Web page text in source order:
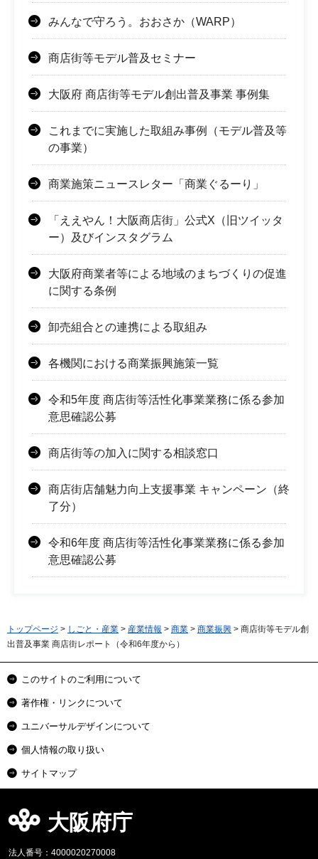
みんなで守ろう。おおさか（WARP）
商店街等モデル普及セミナー
大阪府 商店街等モデル創出普及事業 事例集
これまでに実施した取組み事例（モデル普及等
の事業）
商業施策ニュースレター「商業ぐるーり」
「ええやん！大阪商店街」公式X（旧ツイッタ
ー）及びインスタグラム
大阪府商業者等による地域のまちづくりの促進
に関する条例
卸売組合との連携による取組み
各機関における商業振興施策一覧
令和5年度 商店街等活性化事業業務に係る参加
意思確認公募
商店街等の加入に関する相談窓口
商店街店舗魅力向上支援事業 キャンペーン（終
了分）
令和6年度 商店街等活性化事業業務に係る参加
意思確認公募
トップページ > しごと・産業 > 産業情報 > 商業 > 商業振興 > 商店街等モデル創
出普及事業 商店街レポート（令和6年度から）
このサイトのご利用について
著作権・リンクについて
ユニバーサルデザインについて
個人情報の取り扱い
サイトマップ
大阪府庁
法人番号：4000020270008